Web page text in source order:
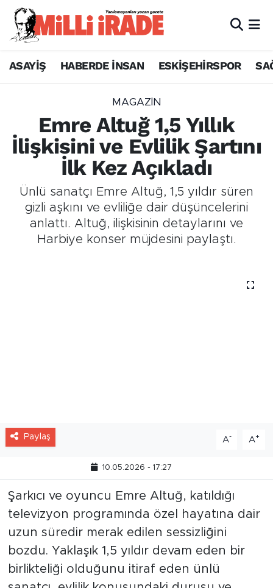
ASAYİŞ HABERDE İNSAN ESKİŞEHİRSPOR
MAGAZİN
Emre Altuğ 1,5 Yıllık
İlişkisini ve Evlilik Şartını
İlk Kez Açıkladı
Ünlü sanatçı Emre Altuğ, 1,5 yıldır süren
gizli aşkını ve evliliğe dair düşüncelerini
anlattı. Altuğ, ilişkisinin detaylarını ve
Harbiye konser müjdesini paylaştı.
Paylaş
Şarkıcı ve oyuncu Emre Altuğ, katıldığı
televizyon programında özel hayatına dair
uzun süredir merak edilen sessizliğini
bozdu. Yaklaşık 1,5 yıldır devam eden bir
birlikteliği olduğunu itiraf eden ünlü
sanatçı, evlilik konusundaki duruşu ve